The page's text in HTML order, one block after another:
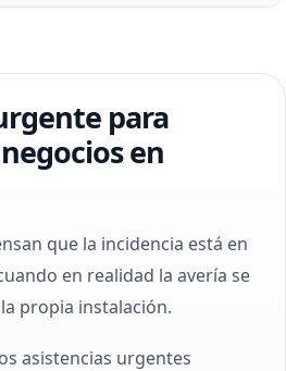
para
en
que la incidencia está en
en realidad la avería se
propia instalación.
asistencias urgentes